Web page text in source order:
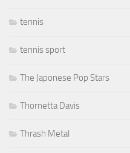
tennis
tennis sport
The Japonese Pop Stars
Thornetta Davis
Thrash Metal